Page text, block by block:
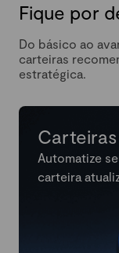
Fique por
Do básico ao
carteiras
estratégica.
Automatize
carteira